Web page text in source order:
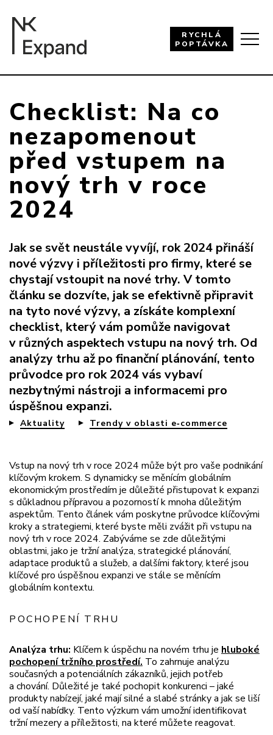
RYCHLÁ
POPTÁVKA
Checklist: Na co
nezapomenout
před vstupem na
nový trh v roce
2024
Jak se svět neustále vyvíjí, rok 2024 přináší
nové výzvy i příležitosti pro firmy, které se
chystají vstoupit na nové trhy. V tomto
článku se dozvíte, jak se efektivně připravit
na tyto nové výzvy, a získáte komplexní
checklist, který vám pomůže navigovat
v různých aspektech vstupu na nový trh. Od
analýzy trhu až po finanční plánování, tento
průvodce pro rok 2024 vás vybaví
nezbytnými nástroji a informacemi pro
úspěšnou expanzi.
Aktuality Trendy v oblasti e‑commerce
Vstup na nový trh v roce 2024 může být pro vaše podnikání
klíčovým krokem. S dynamicky se měnícím globálním
ekonomickým prostředím je důležité přistupovat k expanzi
s důkladnou přípravou a pozorností k mnoha důležitým
aspektům. Tento článek vám poskytne průvodce klíčovými
kroky a strategiemi, které byste měli zvážit při vstupu na
nový trh v roce 2024. Zabýváme se zde důležitými
oblastmi, jako je tržní analýza, strategické plánování,
adaptace produktů a služeb, a dalšími faktory, které jsou
klíčové pro úspěšnou expanzi ve stále se měnícím
globálním kontextu.
POCHOPENÍ TRHU
Analýza trhu: Klíčem k úspěchu na novém trhu je hluboké
pochopení tržního prostředí. To zahrnuje analýzu
současných a potenciálních zákazníků, jejich potřeb
a chování. Důležité je také pochopit konkurenci – jaké
produkty nabízejí, jaké mají silné a slabé stránky a jak se liší
od vaší nabídky. Tento výzkum vám umožní identifikovat
tržní mezery a příležitosti, na které můžete reagovat.